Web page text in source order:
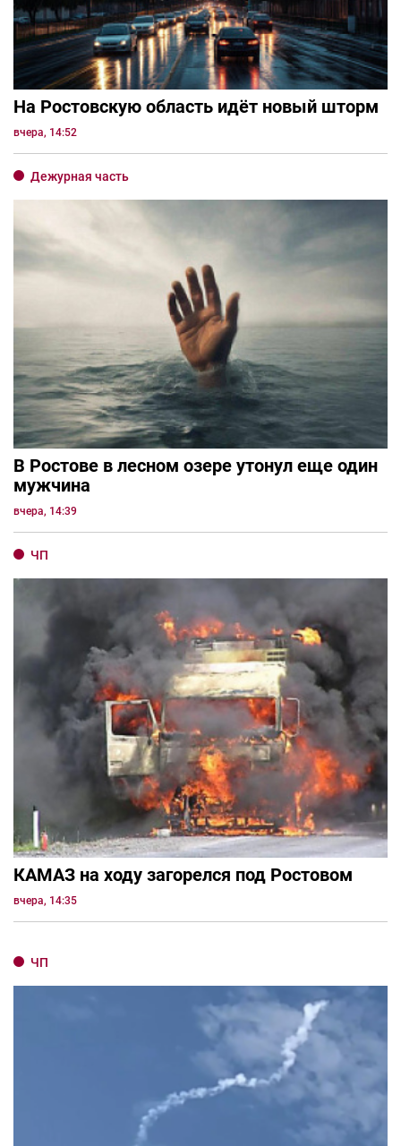
На Ростовскую область идёт новый шторм
вчера, 14:52
Дежурная часть
В Ростове в лесном озере утонул еще один
мужчина
вчера, 14:39
ЧП
КАМАЗ на ходу загорелся под Ростовом
вчера, 14:35
ЧП